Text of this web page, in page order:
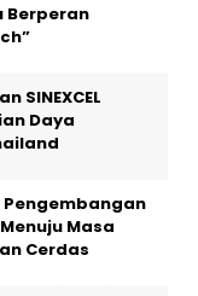
Berperan
SINEXCEL
Daya
Pengembangan
Masa
Cerdas